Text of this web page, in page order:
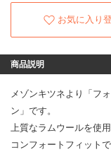
お気に入り
商品説明
メゾンキツネより「フ
ン」です。
上質なラムウールを使
コンフォートフィット